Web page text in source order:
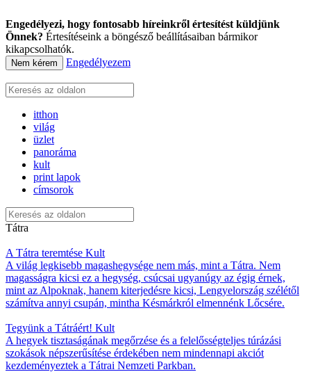
Engedélyezi, hogy fontosabb híreinkről értesítést küldjünk
Önnek? Értesítéseink a böngésző beállításaiban bármikor
kikapcsolhatók.
Nem kérem Engedélyezem
itthon
világ
üzlet
panoráma
kult
print lapok
címsorok
Tátra
A Tátra teremtése Kult
A világ legkisebb magashegysége nem más, mint a Tátra. Nem
magasságra kicsi ez a hegység, csúcsai ugyanúgy az égig érnek,
mint az Alpoknak, hanem kiterjedésre kicsi, Lengyelország szélétől
számítva annyi csupán, mintha Késmárkról elmennénk Lőcsére.
Tegyünk a Tátráért! Kult
A hegyek tisztaságának megőrzése és a felelősségteljes túrázási
szokások népszerűsítése érdekében nem mindennapi akciót
kezdeményeztek a Tátrai Nemzeti Parkban.